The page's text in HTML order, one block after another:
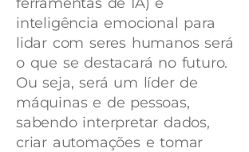
inteligência emocional para
lidar com seres humanos será
o que se destacará no futuro.
Ou seja, será um líder de
máquinas e de pessoas,
sabendo interpretar dados,
criar automações e tomar